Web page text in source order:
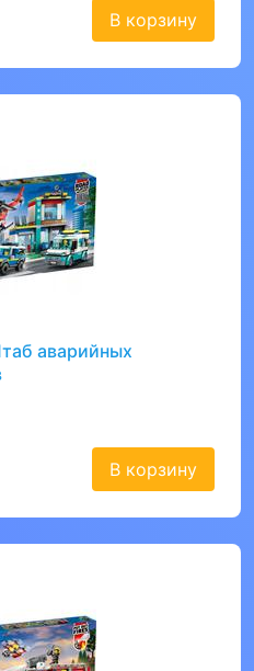
В корзину
аварийных
В корзину